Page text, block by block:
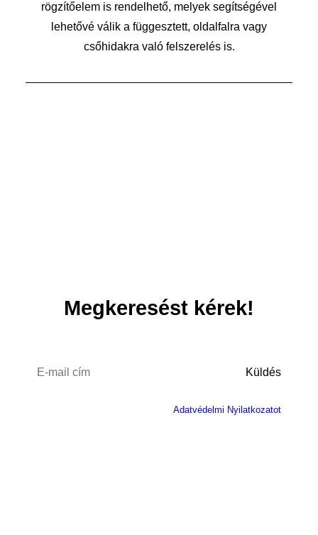
rögzítőelem is rendelhető, melyek segítségével
lehetővé válik a függesztett, oldalfalra vagy
csőhidakra való felszerelés is.
Megkeresést kérek!
Adatvédelmi Nyilatkozatot